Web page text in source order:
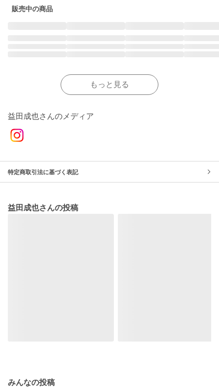
販売中の商品
もっと見る
益田成也さんのメディア
特定商取引法に基づく表記
益田成也さんの投稿
みんなの投稿